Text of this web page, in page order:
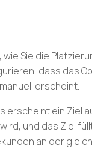
Sie die
dass das
erscheint.
erscheint ein Ziel
und das Ziel
an der